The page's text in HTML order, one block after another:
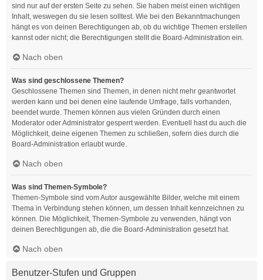
sind nur auf der ersten Seite zu sehen. Sie haben meist einen wichtigen
Inhalt, weswegen du sie lesen solltest. Wie bei den Bekanntmachungen
hängt es von deinen Berechtigungen ab, ob du wichtige Themen erstellen
kannst oder nicht; die Berechtigungen stellt die Board-Administration ein.
Nach oben
Was sind geschlossene Themen?
Geschlossene Themen sind Themen, in denen nicht mehr geantwortet
werden kann und bei denen eine laufende Umfrage, falls vorhanden,
beendet wurde. Themen können aus vielen Gründen durch einen
Moderator oder Administrator gesperrt werden. Eventuell hast du auch die
Möglichkeit, deine eigenen Themen zu schließen, sofern dies durch die
Board-Administration erlaubt wurde.
Nach oben
Was sind Themen-Symbole?
Themen-Symbole sind vom Autor ausgewählte Bilder, welche mit einem
Thema in Verbindung stehen können, um dessen Inhalt kennzeichnen zu
können. Die Möglichkeit, Themen-Symbole zu verwenden, hängt von
deinen Berechtigungen ab, die die Board-Administration gesetzt hat.
Nach oben
Benutzer-Stufen und Gruppen